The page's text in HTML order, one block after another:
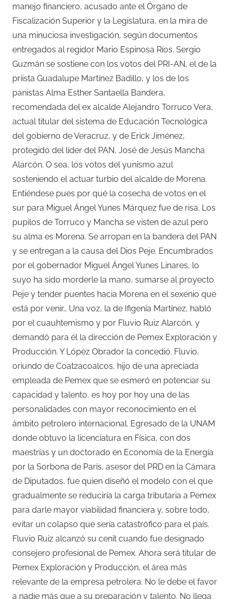
manejo financiero, acusado ante el Órgano de
Fiscalización Superior y la Legislatura, en la mira de
una minuciosa investigación, según documentos
entregados al regidor Mario Espinosa Ríos. Sergio
Guzmán se sostiene con los votos del PRI-AN, el de la
priista Guadalupe Martínez Badillo, y los de los
panistas Alma Esther Santaella Bandera,
recomendada del ex alcalde Alejandro Torruco Vera,
actual titular del sistema de Educación Tecnológica
del gobierno de Veracruz, y de Erick Jiménez,
protegido del líder del PAN, José de Jesús Mancha
Alarcón. O sea, los votos del yunismo azul
sosteniendo el actuar turbio del alcalde de Morena.
Entiéndese pues por qué la cosecha de votos en el
sur para Miguel Ángel Yunes Márquez fue de risa. Los
pupilos de Torruco y Mancha se visten de azul pero
su alma es Morena. Se arropan en la bandera del PAN
y se entregan a la causa del Dios Peje. Encumbrados
por el gobernador Miguel Ángel Yunes Linares, lo
suyo ha sido morderle la mano, sumarse al proyecto
Peje y tender puentes hacia Morena en el sexenio que
está por venir… Una voz, la de Ifigenia Martínez, habló
por el cuauhtemismo y por Fluvio Ruiz Alarcón, y
demandó para él la dirección de Pemex Exploración y
Producción. Y López Obrador la concedió. Fluvio,
oriundo de Coatzacoalcos, hijo de una apreciada
empleada de Pemex que se esmeró en potenciar su
capacidad y talento, es hoy por hoy una de las
personalidades con mayor reconocimiento en el
ámbito petrolero internacional. Egresado de la UNAM
donde obtuvo la licenciatura en Física, con dos
maestrías y un doctorado en Economía de la Energía
por la Sorbona de París, asesor del PRD en la Cámara
de Diputados, fue quien diseñó el modelo con el que
gradualmente se reduciría la carga tributaria a Pemex
para darle mayor viabilidad financiera y, sobre todo,
evitar un colapso que sería catastrófico para el país.
Fluvio Ruiz alcanzó su cenit cuando fue designado
consejero profesional de Pemex. Ahora será titular de
Pemex Exploración y Producción, el área más
relevante de la empresa petrolera. No le debe el favor
a nadie más que a su preparación y talento. No llega